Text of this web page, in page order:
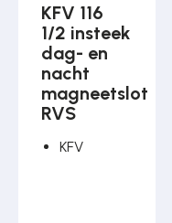
KFV 116
1/2 insteek
dag- en
nacht
magneetslot
RVS
KFV